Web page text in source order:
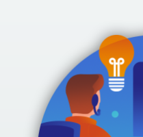
Tutoriales
XR en la empresa
Qué es XR